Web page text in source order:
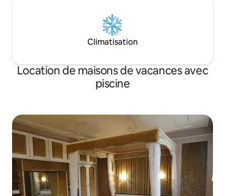
Climatisation
Location de maisons de vacances avec
piscine